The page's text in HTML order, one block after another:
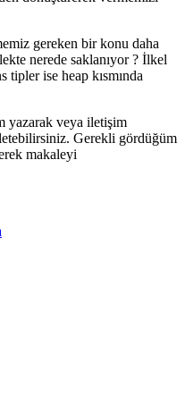
gereken bir konu daha
nerede saklanıyor ? İlkel
tipler ise heap kısmında
yazarak veya iletişim
Gerekli gördüğüm
makaleyi